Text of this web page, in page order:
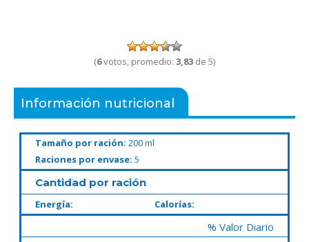
(6votos, promedio: 3,83 de 5)
Información nutricional
Tamaño por ración: 200 ml
Raciones por envase: 5
Cantidad por ración
Energía: Calorías:
% Valor Diario